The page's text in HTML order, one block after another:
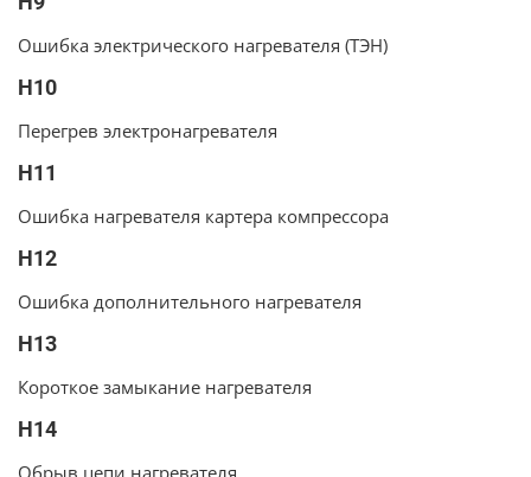
Ошибка электрического нагревателя (ТЭН)
H10
Перегрев электронагревателя
H11
Ошибка нагревателя картера компрессора
H12
Ошибка дополнительного нагревателя
H13
Короткое замыкание нагревателя
H14